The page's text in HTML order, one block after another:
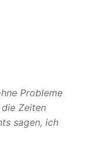
Probleme
Zeiten
sagen, ich